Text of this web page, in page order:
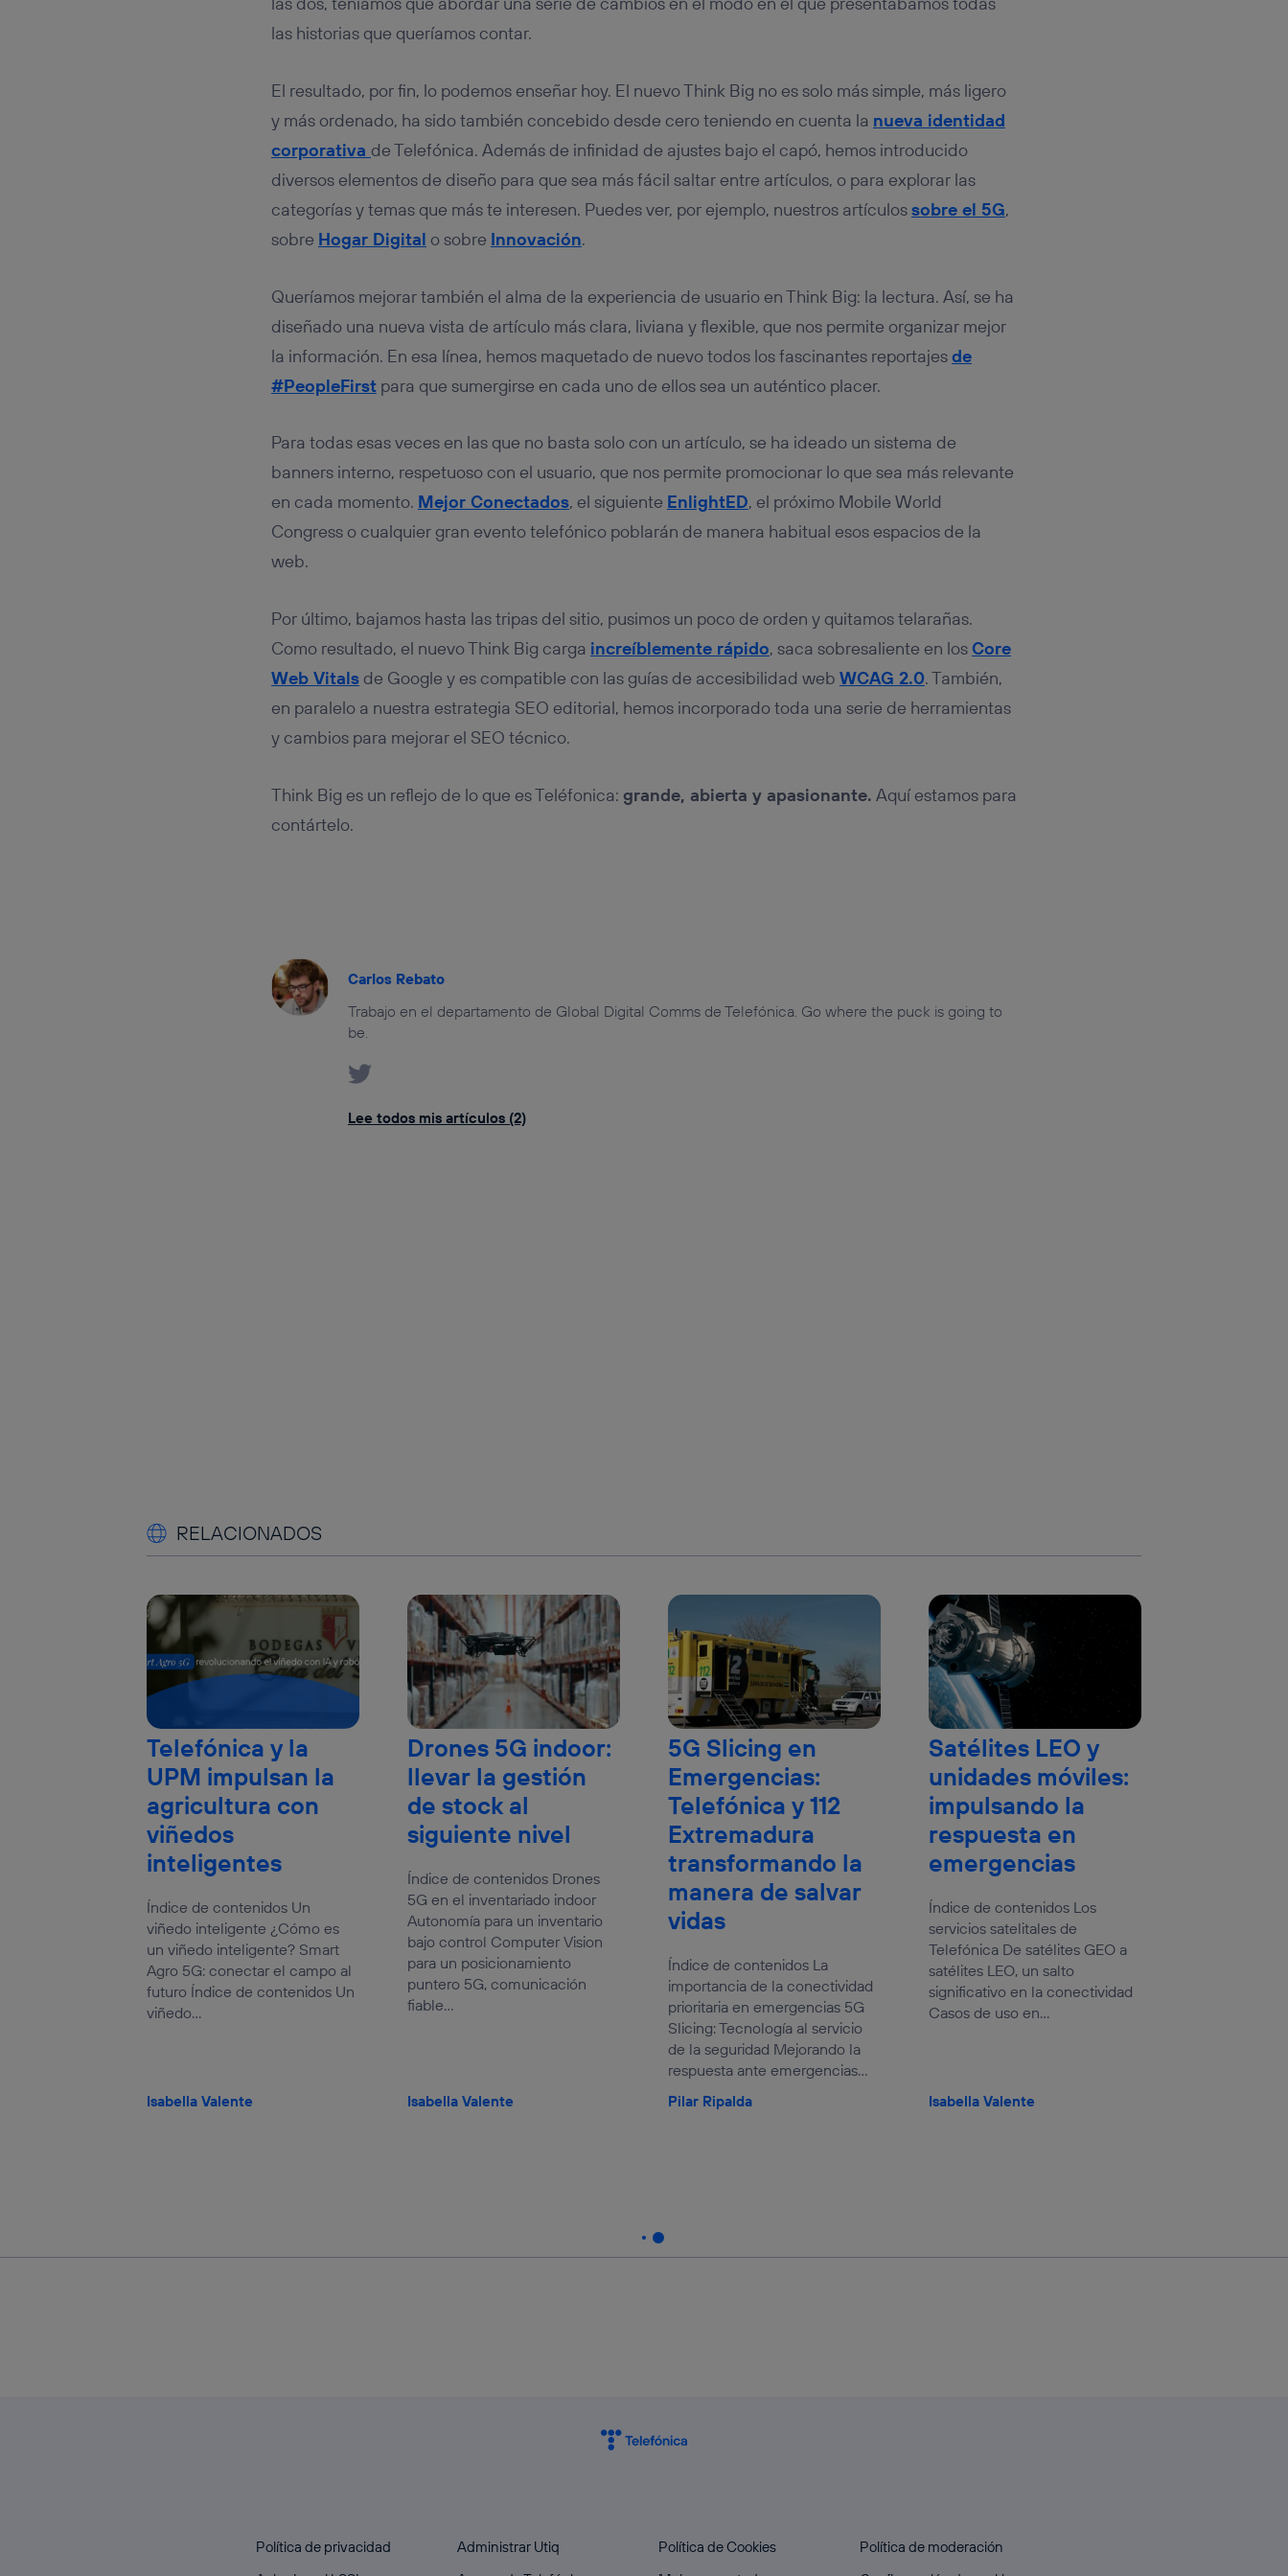
las historias que queríamos contar.
El resultado, por fin, lo podemos enseñar hoy. El nuevo Think Big no es solo más simple, más ligero
y más ordenado, ha sido también concebido desde cero teniendo en cuenta la nueva identidad
corporativa de Telefónica. Además de infinidad de ajustes bajo el capó, hemos introducido
diversos elementos de diseño para que sea más fácil saltar entre artículos, o para explorar las
categorías y temas que más te interesen. Puedes ver, por ejemplo, nuestros artículossobre el 5G,
sobre Hogar Digital o sobre Innovación.
Queríamos mejorar también el alma de la experiencia de usuario en Think Big: la lectura. Así, se ha
diseñado una nueva vista de artículo más clara, liviana y flexible, que nos permite organizar mejor
la información. En esa línea, hemos maquetado de nuevo todos los fascinantes reportajesde
#PeopleFirstpara que sumergirse en cada uno de ellos sea un auténtico placer.
Para todas esas veces en las que no basta solo con un artículo, se ha ideado un sistema de
banners interno, respetuoso con el usuario, que nos permite promocionar lo que sea más relevante
en cada momento. Mejor Conectados, el siguiente EnlightED, el próximo Mobile World
Congress o cualquier gran evento telefónico poblarán de manera habitual esos espacios de la
web.
Por último, bajamos hasta las tripas del sitio, pusimos un poco de orden y quitamos telarañas.
Como resultado, el nuevo Think Big carga increíblemente rápido, saca sobresaliente en losCore
Web Vitalsde Google y es compatible con las guías de accesibilidad web WCAG 2.0. También,
en paralelo a nuestra estrategia SEO editorial, hemos incorporado toda una serie de herramientas
y cambios para mejorar el SEO técnico.
Think Big es un reflejo de lo que es Teléfonica: grande, abierta y apasionante. Aquí estamos para
contártelo.
Carlos Rebato
Trabajo en el departamento de Global Digital Comms de Telefónica. Go where the puck is going to
be.
Lee todos mis artículos (2)
RELACIONADOS
Telefónica y la
UPM impulsan la
agricultura con
viñedos
inteligentes
Índice de contenidos Un
viñedo inteligente ¿Cómo es
un viñedo inteligente? Smart
Agro 5G: conectar el campo al
futuro Índice de contenidos Un
viñedo...
Isabella Valente
Drones 5G indoor:
llevar la gestión
de stock al
siguiente nivel
Índice de contenidos Drones
5G en el inventariado indoor
Autonomía para un inventario
bajo control Computer Vision
para un posicionamiento
puntero 5G, comunicación
fiable...
Isabella Valente
5G Slicing en
Emergencias:
Telefónica y 112
Extremadura
transformando la
manera de salvar
vidas
Índice de contenidos La
importancia de la conectividad
prioritaria en emergencias 5G
Slicing: Tecnología al servicio
de la seguridad Mejorando la
respuesta ante emergencias...
Pilar Ripalda
Satélites LEO y
unidades móviles:
impulsando la
respuesta en
emergencias
Índice de contenidos Los
servicios satelitales de
Telefónica De satélites GEO a
satélites LEO, un salto
significativo en la conectividad
Casos de uso en...
Isabella Valente
Política de privacidad Administrar Utiq Política de Cookies
Política de moderación
realizará en función de las actividades de navegación de los miembros del hogar que
hayan dado su consentimiento.
Puedes gestionar los consentimientos Utiq seleccionando “Administrar Utiq” en la parte
inferior de esta página web o visitando el portal de privacidad de Utiq (“consenthub”).
Para más información, consulta la
política de privacidad de Utiq